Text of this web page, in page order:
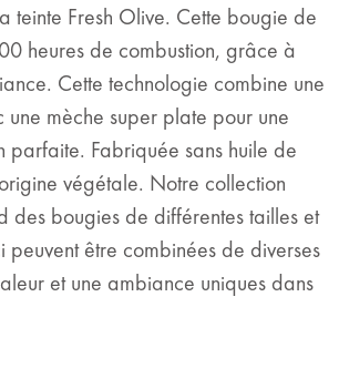
teinte Fresh Olive. Cette bougie de
heures de combustion, grâce à
Cette technologie combine une
mèche super plate pour une
parfaite. Fabriquée sans huile de
végétale. Notre collection
des bougies de différentes tailles et
peuvent être combinées de diverses
et une ambiance uniques dans